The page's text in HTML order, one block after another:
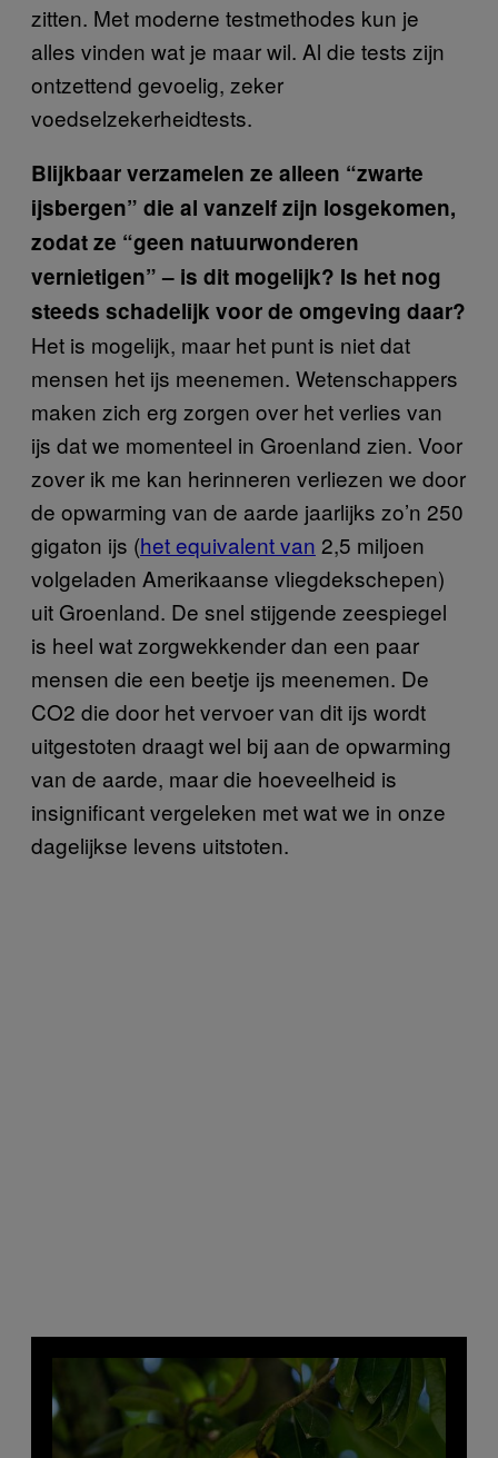
zitten. Met moderne testmethodes kun je
alles vinden wat je maar wil. Al die tests zijn
ontzettend gevoelig, zeker
voedselzekerheidtests.
Blijkbaar verzamelen ze alleen “zwarte
ijsbergen” die al vanzelf zijn losgekomen,
zodat ze “geen natuurwonderen
vernietigen” – is dit mogelijk? Is het nog
steeds schadelijk voor de omgeving daar?
Het is mogelijk, maar het punt is niet dat
mensen het ijs meenemen. Wetenschappers
maken zich erg zorgen over het verlies van
ijs dat we momenteel in Groenland zien. Voor
zover ik me kan herinneren verliezen we door
de opwarming van de aarde jaarlijks zo’n 250
gigaton ijs (het equivalent van 2,5 miljoen
volgeladen Amerikaanse vliegdekschepen)
uit Groenland. De snel stijgende zeespiegel
is heel wat zorgwekkender dan een paar
mensen die een beetje ijs meenemen. De
CO2 die door het vervoer van dit ijs wordt
uitgestoten draagt wel bij aan de opwarming
van de aarde, maar die hoeveelheid is
insignificant vergeleken met wat we in onze
dagelijkse levens uitstoten.